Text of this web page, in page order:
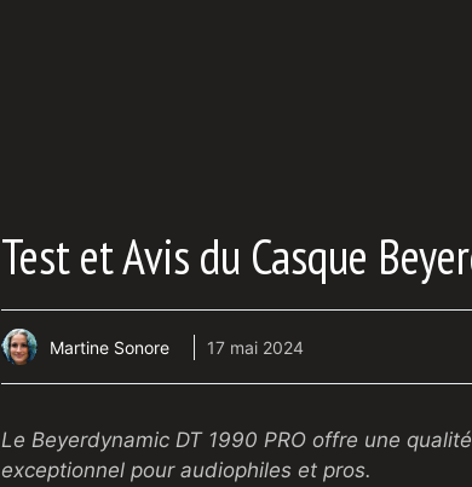
Test et Avis du Casque
Martine Sonore 17 mai 2024
Le Beyerdynamic DT 1990 PRO offre une
exceptionnel pour audiophiles et pros.